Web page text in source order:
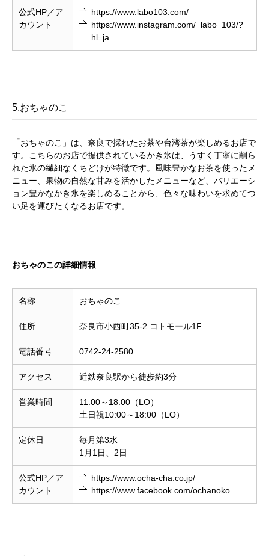
公式HP／ア
カウント
https://www.labo103.com/
https://www.instagram.com/_labo_103/?
hl=ja
5.おちゃのこ
「おちゃのこ」は、奈良で採れたお茶や台湾茶が楽しめるお店で
す。こちらのお店で提供されているかき氷は、うすく丁寧に削ら
れた氷の繊細なくちどけが特徴です。風味豊かなお茶を使ったメ
ニュー、果物の自然な甘みを活かしたメニューなど、バリエーシ
ョン豊かなかき氷を楽しめることから、色々な味わいを求めてつ
い足を運びたくなるお店です。
おちゃのこの詳細情報
名称 おちゃのこ
住所 奈良市小西町35-2 コトモール1F
電話番号 0742-24-2580
アクセス 近鉄奈良駅から徒歩約3分
営業時間
11:00～18:00（LO）
土日祝10:00～18:00（LO）
定休日
毎月第3水
1月1日、2日
公式HP／ア
カウント
https://www.ocha-cha.co.jp/
https://www.facebook.com/ochanoko